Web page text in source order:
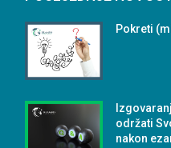
Pokreti
održati
nakon